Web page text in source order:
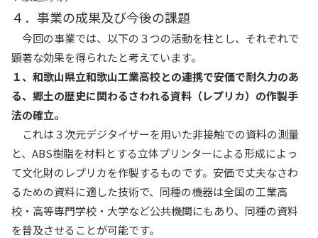
４．事業の成果及び今後の課題
今回の事業では、以下の３つの活動を柱とし、それぞれで
顕著な効果を得られたと考えています。
１、和歌山県立和歌山工業高校との連携で安価で耐久力のあ
る、郷土の歴史に関わるさわれる資料（レプリカ）の作製手
法の確立。
これは３次元デジタイザーを用いた非接触での資料の測量
と、ABS樹脂を材料とする立体プリンターによる形成によっ
て文化財のレプリカを作製するものです。安価で丈夫なさわ
るための資料に適した技術で、同種の機器は全国の工業高
校・高等専門学校・大学など公共機関にもあり、同種の資料
を普及させることが可能です。